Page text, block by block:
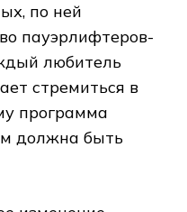
по ней
пауэрлифтеров-
любитель
стремиться в
программа
должна быть